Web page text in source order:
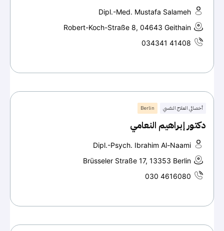
Dipl.-Med. Mustafa Salameh
Robert-Koch-Straße 8, 04643 Geithain
034341 41408
أخصائي العلاج النفسي Berlin
دكتور إبراهيم النعامي
Dipl.-Psych. Ibrahim Al-Naami
Brüsseler Straße 17, 13353 Berlin
030 4616080